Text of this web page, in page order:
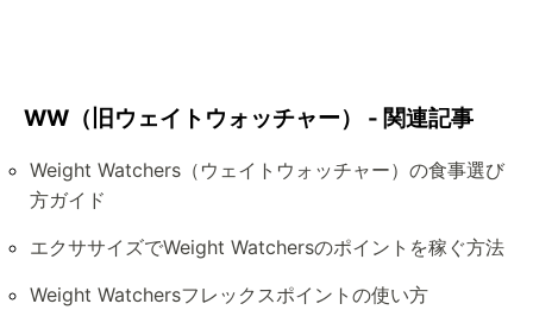
WW（旧ウェイトウォッチャー） - 関連記事
Weight Watchers（ウェイトウォッチャー）の食事選び
方ガイド
エクササイズでWeight Watchersのポイントを稼ぐ方法
Weight Watchersフレックスポイントの使い方